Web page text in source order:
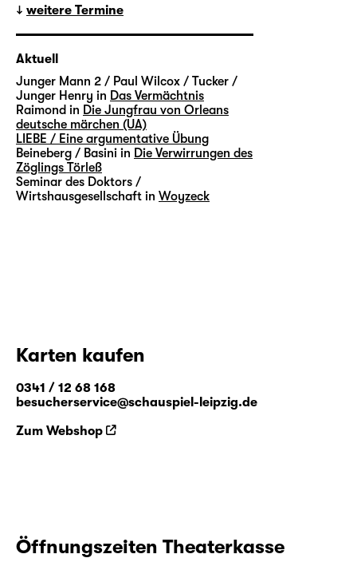
weitere Termine
Aktuell
Junger Mann 2 / Paul Wilcox / Tucker /
Junger Henry in Das Vermächtnis
Raimond in Die Jungfrau von Orleans
deutsche märchen (UA)
LIEBE / Eine argumentative Übung
Beineberg / Basini in Die Verwirrungen des
Zöglings Törleß
Seminar des Doktors /
Wirtshausgesellschaft in Woyzeck
Karten kaufen
0341 / 12 68 168
besucherservice@schauspiel-leipzig.de
Zum Webshop
Öffnungszeiten Theaterkasse